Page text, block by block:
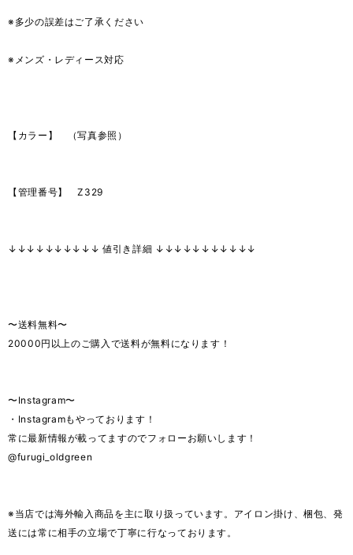
※多少の誤差はご了承ください
※メンズ・レディース対応
【カラー】 （写真参照）
【管理番号】 Z329
↓↓↓↓↓↓↓↓↓↓ 値引き詳細 ↓↓↓↓↓↓↓↓↓↓↓
〜送料無料〜
20000円以上のご購入で送料が無料になります！
〜Instagram〜
・Instagramもやっております！
常に最新情報が載ってますのでフォローお願いします！
@furugi_oldgreen
※当店では海外輸入商品を主に取り扱っています。アイロン掛け、梱包、発
送には常に相手の立場で丁寧に行なっております。